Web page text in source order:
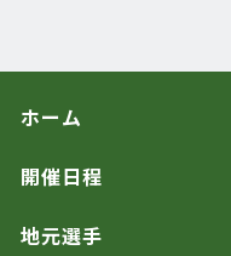
ホーム
開催日程
地元選手